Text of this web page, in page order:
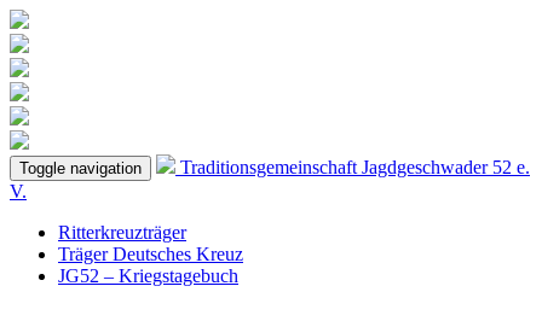
Toggle navigation Traditionsgemeinschaft Jagdgeschwader 52 e.
V.
Ritterkreuzträger
Träger Deutsches Kreuz
JG52 – Kriegstagebuch